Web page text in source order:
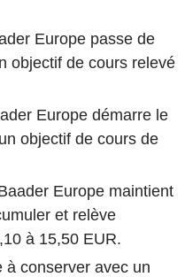
Europe passe de
objectif de cours relevé
Europe démarre le
objectif de cours de
Europe maintient
et relève
à 15,50 EUR.
à conserver avec un